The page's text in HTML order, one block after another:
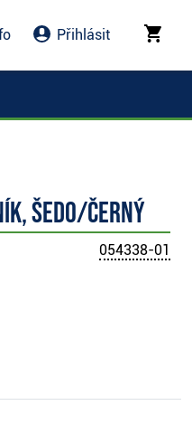
Přihlásit
šedo/černý
054338-01